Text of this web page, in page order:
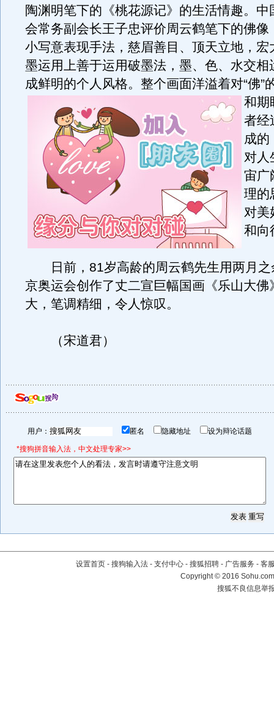
陶渊明笔下的《桃花源记》的生活情趣。中
会常务副会长王子忠评价周云鹤笔下的佛像
小写意表现手法，慈眉善目、顶天立地，宏
墨运用上善于运用破墨法，墨、色、水交相
成鲜明的个人风格。 整个画面洋溢着对“佛”
和期
者经
成的
对人
宙广
理的
对美
和向
日前，81岁高龄的周云鹤先生用两月之
京奥运会创作了丈二宣巨幅国画《乐山大佛
大，笔调精细，令人惊叹。
（宋道君）
用户： 匿名 隐藏地址 设为辩论话题
*搜狗拼音输入法，中文处理专家>>
设置首页 - 搜狗输入法 - 支付中心 - 搜狐招聘 - 广告服务 - 客
Copyright©2016
搜狐不良信息举